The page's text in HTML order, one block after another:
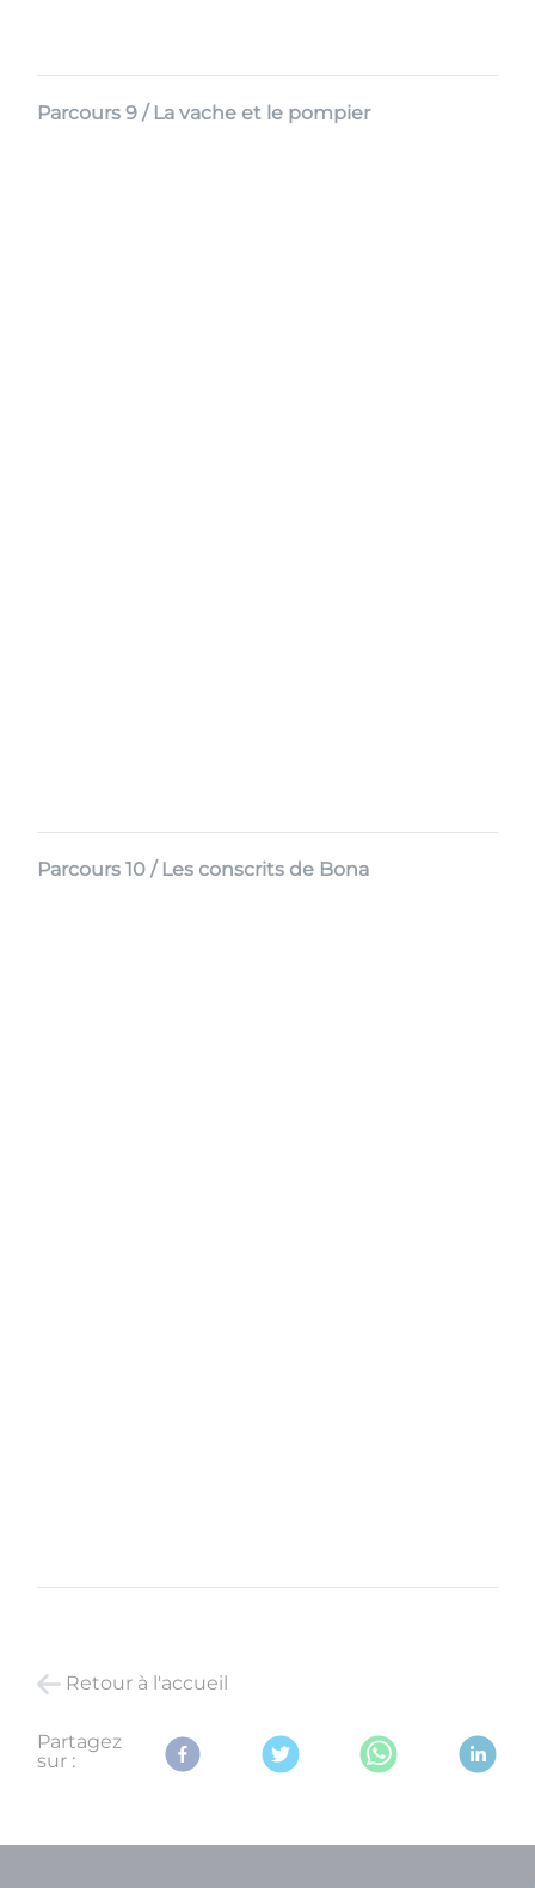
Parcours 9 / La vache et le pompier
Parcours 10 / Les conscrits de Bona
Retour à l'accueil
Partagez
sur :